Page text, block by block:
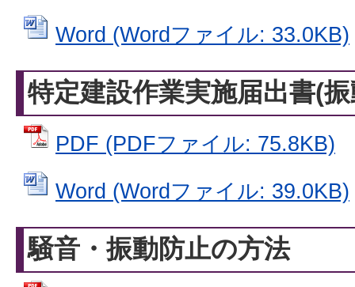
Word (Wordファイル: 33.0KB)
特定建設作業実施届出書(
PDF (PDFファイル: 75.8KB)
Word (Wordファイル: 39.0KB)
騒音・振動防止の方法